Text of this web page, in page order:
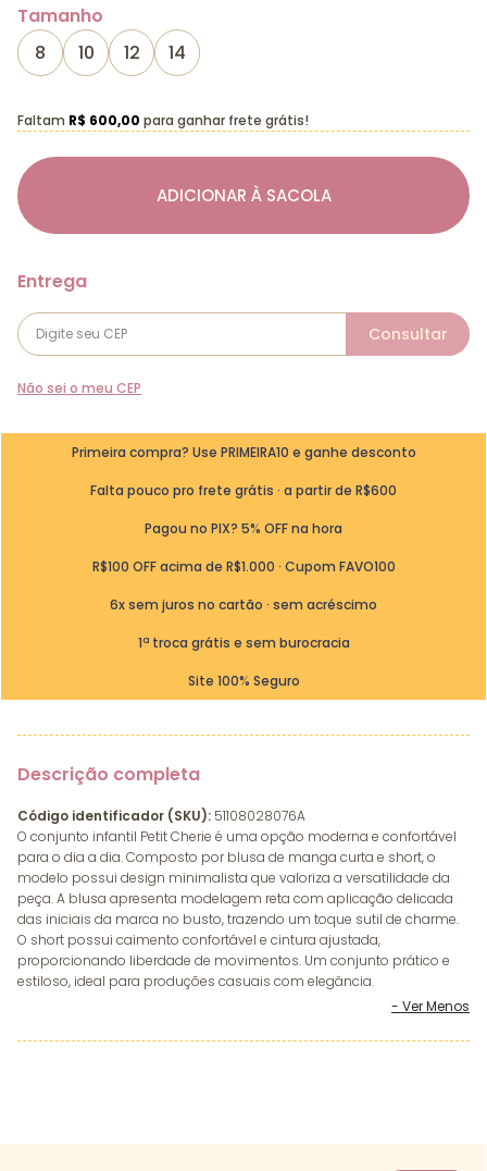
Tamanho
8
10 12 14
ADICIONAR À SACOLA
Faltam R$ 600,00 para ganhar frete grátis!
Não sei o meu CEP
Primeira compra? Use PRIMEIRA10 e ganhe desconto
Falta pouco pro frete grátis · a partir de R$600
Pagou no PIX? 5% OFF na hora
R$100 OFF acima de R$1.000 · Cupom FAVO100
6x sem juros no cartão · sem acréscimo
1ª troca grátis e sem burocracia
Site 100% Seguro
Descrição completa
Código identificador (SKU): 51108028076A
O conjunto infantil Petit Cherie é uma opção moderna e confortável
para o dia a dia. Composto por blusa de manga curta e short, o
modelo possui design minimalista que valoriza a versatilidade da
peça. A blusa apresenta modelagem reta com aplicação delicada
das iniciais da marca no busto, trazendo um toque sutil de charme.
O short possui caimento confortável e cintura ajustada,
proporcionando liberdade de movimentos. Um conjunto prático e
estiloso, ideal para produções casuais com elegância.